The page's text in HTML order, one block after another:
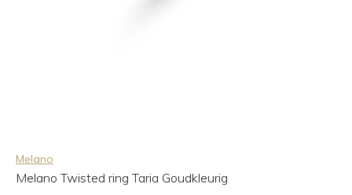
Melano
Melano Twisted ring Taria Goudkleurig